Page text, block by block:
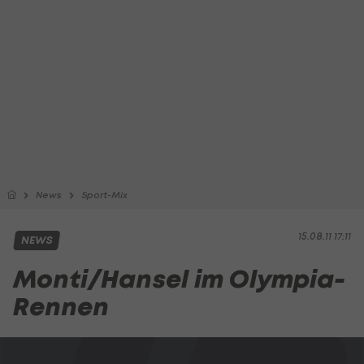
News Sport-Mix
15.08.11 17:11
NEWS
Monti/Hansel im Olympia-
Rennen